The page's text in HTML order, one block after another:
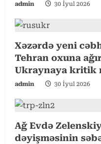
d
i
n
g
admin 30 İyul 2026
Xəzərdə yeni
Tehran oxuna
Ukraynaya kritik
admin 30 İyul 2026
Ağ Evdə
dəyişməsinin